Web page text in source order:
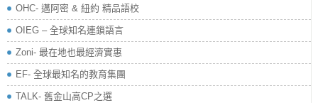
OHC- 邁阿密 & 紐約 精品語校
OIEG – 全球知名連鎖語言
Zoni- 最在地也最經濟實惠
EF- 全球最知名的教育集團
TALK- 舊金山高CP之選